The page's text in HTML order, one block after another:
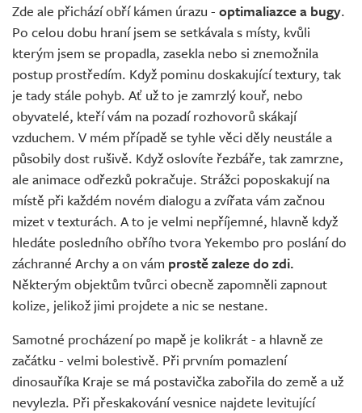
Zde ale přichází obří kámen úrazu - optimaliazce a bugy.
Po celou dobu hraní jsem se setkávala s místy, kvůli
kterým jsem se propadla, zasekla nebo si znemožnila
postup prostředím. Když pominu doskakující textury, tak
je tady stále pohyb. Ať už to je zamrzlý kouř, nebo
obyvatelé, kteří vám na pozadí rozhovorů skákají
vzduchem. V mém případě se tyhle věci děly neustále a
působily dost rušivě. Když oslovíte řezbáře, tak zamrzne,
ale animace odřezků pokračuje. Strážci poposkakují na
místě při každém novém dialogu a zvířata vám začnou
mizet v texturách. A to je velmi nepříjemné, hlavně když
hledáte posledního obřího tvora Yekembo pro poslání do
záchranné Archy a on vám prostě zaleze do zdi.
Některým objektům tvůrci obecně zapomněli zapnout
kolize, jelikož jimi projdete a nic se nestane.
Samotné procházení po mapě je kolikrát - a hlavně ze
začátku - velmi bolestivě. Při prvním pomazlení
dinosauříka Kraje se má postavička zabořila do země a už
nevylezla. Při přeskakování vesnice najdete levitující